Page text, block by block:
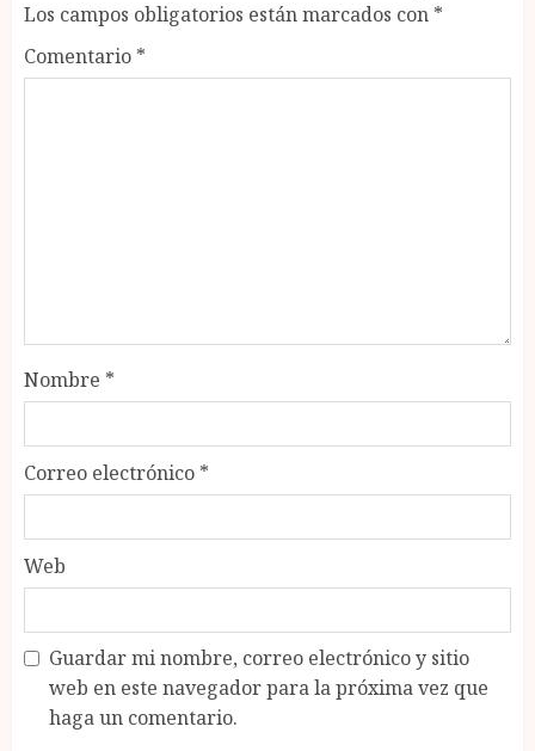
Los campos obligatorios están marcados con *
Comentario *
Nombre *
Correo electrónico *
Web
Guardar mi nombre, correo electrónico y sitio
web en este navegador para la próxima vez que
haga un comentario.